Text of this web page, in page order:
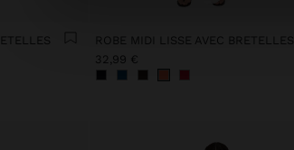
ROBE MIDI LISSE AVEC BRETELLES
32,99 €